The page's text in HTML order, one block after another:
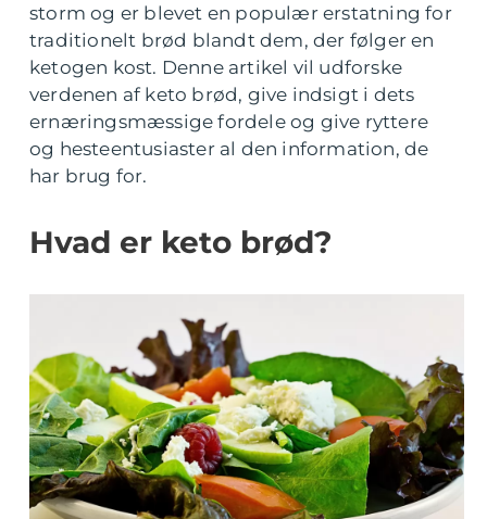
storm og er blevet en populær erstatning for
traditionelt brød blandt dem, der følger en
ketogen kost. Denne artikel vil udforske
verdenen af keto brød, give indsigt i dets
ernæringsmæssige fordele og give ryttere
og hesteentusiaster al den information, de
har brug for.
Hvad er keto brød?